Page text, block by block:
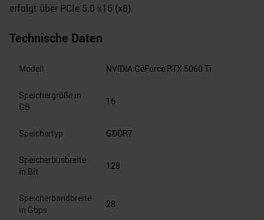
erfolgt über PCIe 5.0 x16 (x8).
Technische Daten
Modell NVIDIA GeForce RTX 5060 Ti
Speichergröße in
GB
16
Speichertyp GDDR7
Speicherbusbreite
in Bit
128
Speicherbandbreite
in Gbps
28